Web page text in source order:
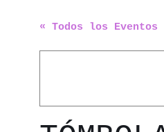
« Todos los Eventos